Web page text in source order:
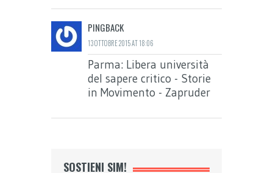
PINGBACK
13 OTTOBRE 2015 AT 18:06
Parma: Libera università
del sapere critico - Storie
in Movimento - Zapruder
SOSTIENI SIM!